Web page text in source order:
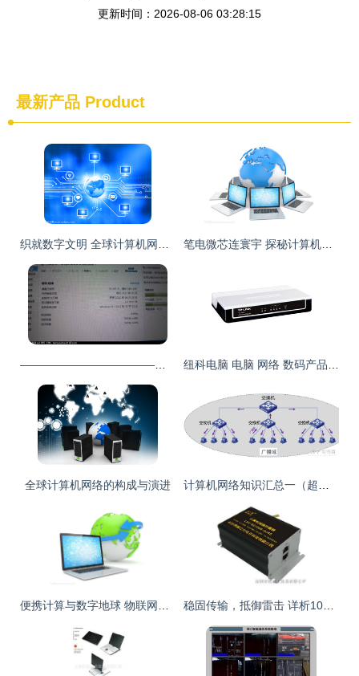
更新时间：2026-08-06 03:28:15
最新产品 Product
织就数字文明 全球计算机网络的过去、现在与未来 笔电微芯连寰宇 探秘计算机网络的无形脉络
——————————————————_二手笔记本论坛_太平洋电脑网产品论坛 纽科电脑 电脑 网络 数码产品批发
全球计算机网络的构成与演进 计算机网络知识汇总一（超详细整理）
便携计算与数字地球 物联网时代的网络织体 稳固传输，抵御雷击 详析1000m覆盖的LKX计算机网络防雷器解决方案